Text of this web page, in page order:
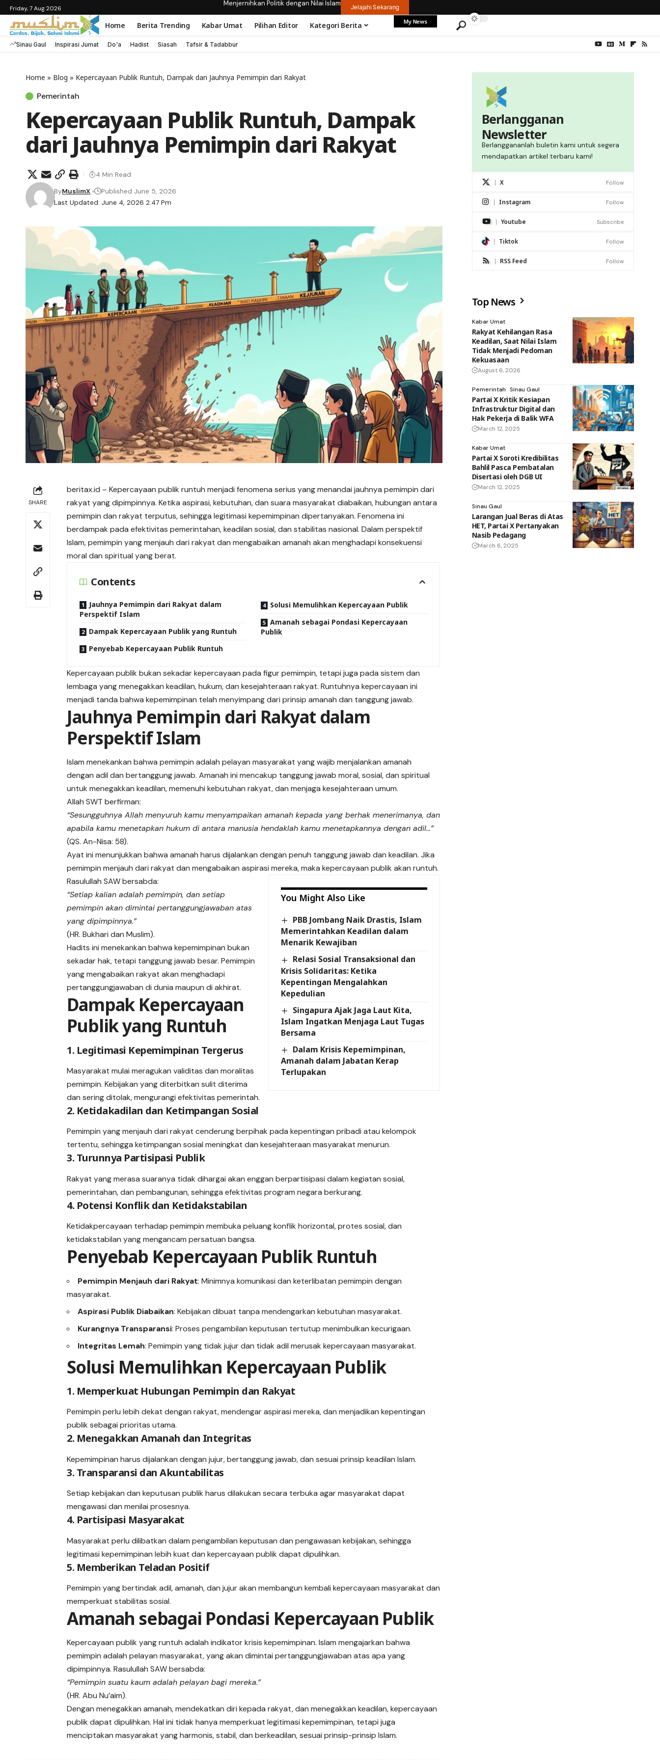
Friday, 7 Aug 2026
Menjernihkan Politik dengan Nilai Islam Jelajahi Sekarang
Home Berita Trending Kabar Umat Pilihan Editor Kategori Berita My News
Sinau Gaul Inspirasi Jumat Do'a Hadist Siasah Tafsir & Tadabbur
Home » Blog » Kepercayaan Publik Runtuh, Dampak dari Jauhnya Pemimpin dari Rakyat
Pemerintah
Kepercayaan Publik Runtuh, Dampak
dari Jauhnya Pemimpin dari Rakyat
Last Updated: June 4, 2026 2:47 Pm
ByMuslimX Published June 5, 2026
4 Min Read
SHARE
beritax.id – Kepercayaan publik runtuh menjadi fenomena serius yang menandai jauhnya pemimpin dari
rakyat yang dipimpinnya. Ketika aspirasi, kebutuhan, dan suara masyarakat diabaikan, hubungan antara
pemimpin dan rakyat terputus, sehingga legitimasi kepemimpinan dipertanyakan. Fenomena ini
berdampak pada efektivitas pemerintahan, keadilan sosial, dan stabilitas nasional. Dalam perspektif
Islam, pemimpin yang menjauh dari rakyat dan mengabaikan amanah akan menghadapi konsekuensi
moral dan spiritual yang berat.
Contents
Jauhnya Pemimpin dari Rakyat dalam
Perspektif Islam
Dampak Kepercayaan Publik yang Runtuh
Penyebab Kepercayaan Publik Runtuh
Solusi Memulihkan Kepercayaan Publik
Amanah sebagai Pondasi Kepercayaan
Publik
Kepercayaan publik bukan sekadar kepercayaan pada figur pemimpin, tetapi juga pada sistem dan
lembaga yang menegakkan keadilan, hukum, dan kesejahteraan rakyat. Runtuhnya kepercayaan ini
menjadi tanda bahwa kepemimpinan telah menyimpang dari prinsip amanah dan tanggung jawab.
Jauhnya Pemimpin dari Rakyat dalam
Perspektif Islam
Islam menekankan bahwa pemimpin adalah pelayan masyarakat yang wajib menjalankan amanah
dengan adil dan bertanggung jawab. Amanah ini mencakup tanggung jawab moral, sosial, dan spiritual
untuk menegakkan keadilan, memenuhi kebutuhan rakyat, dan menjaga kesejahteraan umum.
Allah SWT berfirman:
“Sesungguhnya Allah menyuruh kamu menyampaikan amanah kepada yang berhak menerimanya, dan
apabila kamu menetapkan hukum di antara manusia hendaklah kamu menetapkannya dengan adil…”
(QS. An-Nisa: 58).
Ayat ini menunjukkan bahwa amanah harus dijalankan dengan penuh tanggung jawab dan keadilan. Jika
pemimpin menjauh dari rakyat dan mengabaikan aspirasi mereka, maka kepercayaan publik akan runtuh.
You Might Also Like
PBB Jombang Naik Drastis, Islam
Memerintahkan Keadilan dalam
Menarik Kewajiban
Relasi Sosial Transaksional dan
Krisis Solidaritas: Ketika
Kepentingan Mengalahkan
Kepedulian
Singapura Ajak Jaga Laut Kita,
Islam Ingatkan Menjaga Laut Tugas
Bersama
Dalam Krisis Kepemimpinan,
Amanah dalam Jabatan Kerap
Terlupakan
Rasulullah SAW bersabda:
“Setiap kalian adalah pemimpin, dan setiap
pemimpin akan dimintai pertanggungjawaban atas
yang dipimpinnya.”
(HR. Bukhari dan Muslim).
Hadits ini menekankan bahwa kepemimpinan bukan
sekadar hak, tetapi tanggung jawab besar. Pemimpin
yang mengabaikan rakyat akan menghadapi
pertanggungjawaban di dunia maupun di akhirat.
Dampak Kepercayaan
Publik yang Runtuh
1. Legitimasi Kepemimpinan Tergerus
Masyarakat mulai meragukan validitas dan moralitas
pemimpin. Kebijakan yang diterbitkan sulit diterima
dan sering ditolak, mengurangi efektivitas pemerintah.
2. Ketidakadilan dan Ketimpangan Sosial
Pemimpin yang menjauh dari rakyat cenderung berpihak pada kepentingan pribadi atau kelompok
tertentu, sehingga ketimpangan sosial meningkat dan kesejahteraan masyarakat menurun.
3. Turunnya Partisipasi Publik
Rakyat yang merasa suaranya tidak dihargai akan enggan berpartisipasi dalam kegiatan sosial,
pemerintahan, dan pembangunan, sehingga efektivitas program negara berkurang.
4. Potensi Konflik dan Ketidakstabilan
Ketidakpercayaan terhadap pemimpin membuka peluang konflik horizontal, protes sosial, dan
ketidakstabilan yang mengancam persatuan bangsa.
Penyebab Kepercayaan Publik Runtuh
Pemimpin Menjauh dari Rakyat: Minimnya komunikasi dan keterlibatan pemimpin dengan
masyarakat.
Aspirasi Publik Diabaikan: Kebijakan dibuat tanpa mendengarkan kebutuhan masyarakat.
Kurangnya Transparansi: Proses pengambilan keputusan tertutup menimbulkan kecurigaan.
Integritas Lemah: Pemimpin yang tidak jujur dan tidak adil merusak kepercayaan masyarakat.
Solusi Memulihkan Kepercayaan Publik
1. Memperkuat Hubungan Pemimpin dan Rakyat
Pemimpin perlu lebih dekat dengan rakyat, mendengar aspirasi mereka, dan menjadikan kepentingan
publik sebagai prioritas utama.
2. Menegakkan Amanah dan Integritas
Kepemimpinan harus dijalankan dengan jujur, bertanggung jawab, dan sesuai prinsip keadilan Islam.
3. Transparansi dan Akuntabilitas
Setiap kebijakan dan keputusan publik harus dilakukan secara terbuka agar masyarakat dapat
mengawasi dan menilai prosesnya.
4. Partisipasi Masyarakat
Masyarakat perlu dilibatkan dalam pengambilan keputusan dan pengawasan kebijakan, sehingga
legitimasi kepemimpinan lebih kuat dan kepercayaan publik dapat dipulihkan.
5. Memberikan Teladan Positif
Pemimpin yang bertindak adil, amanah, dan jujur akan membangun kembali kepercayaan masyarakat dan
memperkuat stabilitas sosial.
Amanah sebagai Pondasi Kepercayaan Publik
Kepercayaan publik yang runtuh adalah indikator krisis kepemimpinan. Islam mengajarkan bahwa
pemimpin adalah pelayan masyarakat, yang akan dimintai pertanggungjawaban atas apa yang
dipimpinnya. Rasulullah SAW bersabda:
“Pemimpin suatu kaum adalah pelayan bagi mereka.”
(HR. Abu Nu’aim).
Dengan menegakkan amanah, mendekatkan diri kepada rakyat, dan menegakkan keadilan, kepercayaan
publik dapat dipulihkan. Hal ini tidak hanya memperkuat legitimasi kepemimpinan, tetapi juga
menciptakan masyarakat yang harmonis, stabil, dan berkeadilan, sesuai prinsip-prinsip Islam.
Berlangganan
Newsletter
Berlanggananlah buletin kami untuk segera
mendapatkan artikel terbaru kami!
X Follow
Instagram Follow
Youtube Subscribe
Tiktok Follow
RSS Feed Follow
Top News
Kabar Umat
Rakyat Kehilangan Rasa
Keadilan, Saat Nilai Islam
Tidak Menjadi Pedoman
Kekuasaan
August 6, 2026
Pemerintah Sinau Gaul
Partai X Kritik Kesiapan
Infrastruktur Digital dan
Hak Pekerja di Balik WFA
March 12, 2025
Kabar Umat
Partai X Soroti Kredibilitas
Bahlil Pasca Pembatalan
Disertasi oleh DGB UI
March 12, 2025
Sinau Gaul
Larangan Jual Beras di Atas
HET, Partai X Pertanyakan
Nasib Pedagang
March 6, 2025